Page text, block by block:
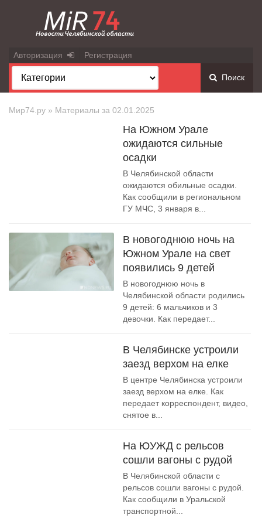
Авторизация Регистрация
Поиск
Мир74.ру » Материалы за 02.01.2025
На Южном Урале
ожидаются сильные
осадки
В Челябинской области
ожидаются обильные осадки.
Как сообщили в региональном
ГУ МЧС, 3 января в...
В новогоднюю ночь на
Южном Урале на свет
появились 9 детей
В новогоднюю ночь в
Челябинской области родились
9 детей: 6 мальчиков и 3
девочки. Как передает...
В Челябинске устроили
заезд верхом на елке
В центре Челябинска устроили
заезд верхом на елке. Как
передает корреспондент, видео,
снятое в...
На ЮУЖД с рельсов
сошли вагоны с рудой
В Челябинской области с
рельсов сошли вагоны с рудой.
Как сообщили в Уральской
транспортной...